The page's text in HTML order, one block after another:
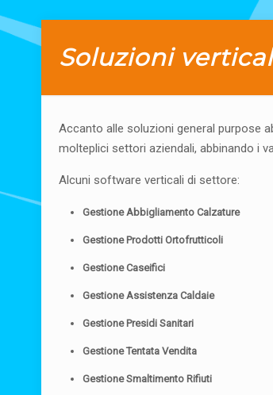
Soluzioni
Accanto alle soluzioni general purpose
molteplici settori aziendali, abbinando i
Alcuni software verticali di settore:
Gestione Abbigliamento Calzature
Gestione Prodotti Ortofrutticoli
Gestione Caseifici
Gestione Assistenza Caldaie
Gestione Presidi Sanitari
Gestione Tentata Vendita
Gestione Smaltimento Rifiuti